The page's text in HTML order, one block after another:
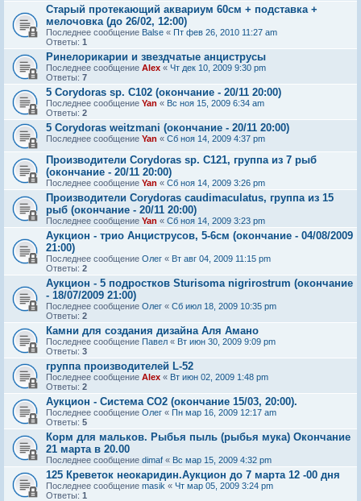
Старый протекающий аквариум 60см + подставка +
мелочовка (до 26/02, 12:00)
Последнее сообщение Balse « Пт фев 26, 2010 11:27 am
Ответы: 1
Ринелорикарии и звездчатые анциструсы
Последнее сообщение Alex « Чт дек 10, 2009 9:30 pm
Ответы: 7
5 Corydoras sp. C102 (окончание - 20/11 20:00)
Последнее сообщение Yan « Вс ноя 15, 2009 6:34 am
Ответы: 2
5 Corydoras weitzmani (окончание - 20/11 20:00)
Последнее сообщение Yan « Сб ноя 14, 2009 4:37 pm
Производители Corydoras sp. C121, группа из 7 рыб
(окончание - 20/11 20:00)
Последнее сообщение Yan « Сб ноя 14, 2009 3:26 pm
Производители Corydoras caudimaculatus, группа из 15
рыб (окончание - 20/11 20:00)
Последнее сообщение Yan « Сб ноя 14, 2009 3:23 pm
Аукцион - трио Анциструсов, 5-6см (окончание - 04/08/2009
21:00)
Последнее сообщение Олег « Вт авг 04, 2009 11:15 pm
Ответы: 2
Аукцион - 5 подростков Sturisoma nigrirostrum (окончание
- 18/07/2009 21:00)
Последнее сообщение Олег « Сб июл 18, 2009 10:35 pm
Ответы: 2
Камни для создания дизайна Аля Амано
Последнее сообщение Павел « Вт июн 30, 2009 9:09 pm
Ответы: 3
группа производителей L-52
Последнее сообщение Alex « Вт июн 02, 2009 1:48 pm
Ответы: 2
Аукцион - Система CO2 (окончание 15/03, 20:00).
Последнее сообщение Олег « Пн мар 16, 2009 12:17 am
Ответы: 5
Корм для мальков. Рыбья пыль (рыбья мука) Окончание
21 марта в 20.00
Последнее сообщение dimaf « Вс мар 15, 2009 4:32 pm
125 Креветок неокаридин.Аукцион до 7 марта 12 -00 дня
Последнее сообщение masik « Чт мар 05, 2009 3:24 pm
Ответы: 1